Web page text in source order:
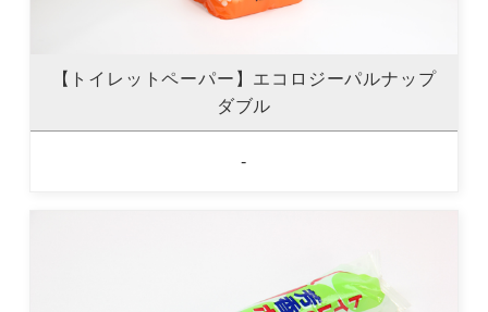
【トイレットペーパー】エコロジーパルナップ
ダブル
-